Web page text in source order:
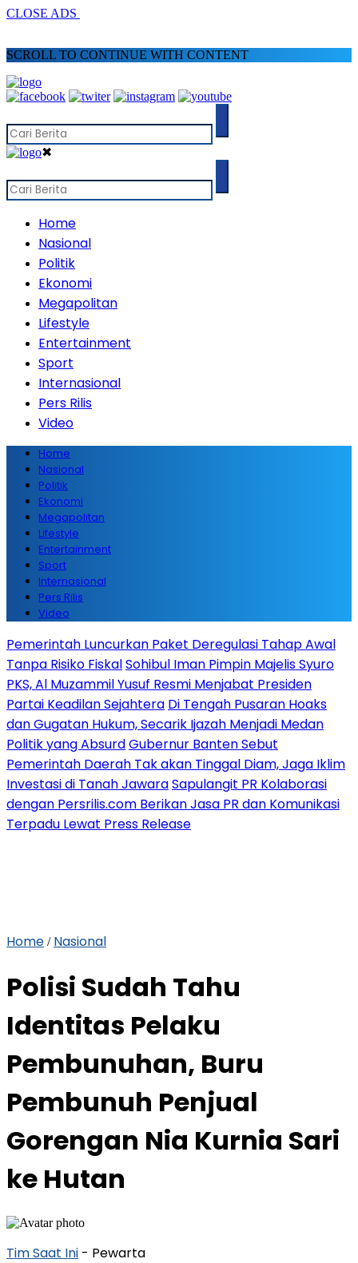
CLOSE ADS
SCROLL TO CONTINUE WITH CONTENT
✖
Home
Nasional
Politik
Ekonomi
Megapolitan
Lifestyle
Entertainment
Sport
Internasional
Pers Rilis
Video
Home
Nasional
Politik
Ekonomi
Megapolitan
Lifestyle
Entertainment
Sport
Internasional
Pers Rilis
Video
Pemerintah Luncurkan Paket Deregulasi Tahap Awal
Tanpa Risiko FiskalSohibul Iman Pimpin Majelis Syuro
PKS, Al Muzammil Yusuf Resmi Menjabat Presiden
Partai Keadilan Sejahtera Di Tengah Pusaran Hoaks
dan Gugatan Hukum, Secarik Ijazah Menjadi Medan
Politik yang AbsurdGubernur Banten Sebut
Pemerintah Daerah Tak akan Tinggal Diam, Jaga Iklim
Investasi di Tanah JawaraSapulangit PR Kolaborasi
dengan Persrilis.com Berikan Jasa PR dan Komunikasi
Terpadu Lewat Press Release
Home / Nasional
Polisi Sudah Tahu
Identitas Pelaku
Pembunuhan, Buru
Pembunuh Penjual
Gorengan Nia Kurnia Sari
ke Hutan
Tim Saat Ini - Pewarta